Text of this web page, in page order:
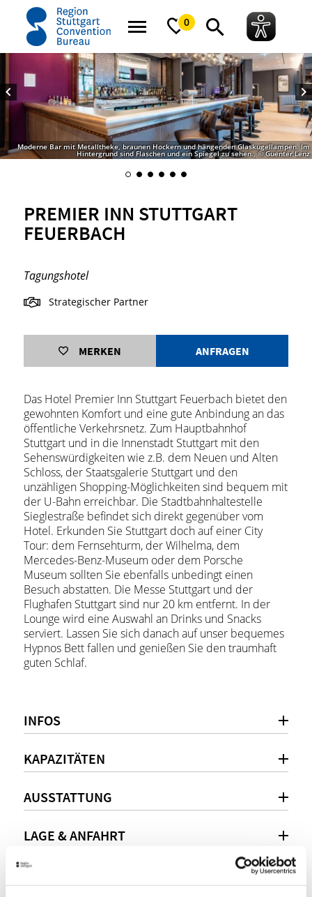
0
Startseite Premier Inn Stuttgart Feuerbach
Moderne Bar mit Metalltheke, braunen Hockern und hängenden Glaskugellampen. Im
Hintergrund sind Flaschen und ein Spiegel zu sehen., © Guenter Lenz
PREMIER INN STUTTGART
FEUERBACH
Tagungshotel
Strategischer Partner
MERKEN ANFRAGEN
Das Hotel Premier Inn Stuttgart Feuerbach bietet den
gewohnten Komfort und eine gute Anbindung an das
öffentliche Verkehrsnetz. Zum Hauptbahnhof
Stuttgart und in die Innenstadt Stuttgart mit den
Sehenswürdigkeiten wie z.B. dem Neuen und Alten
Schloss, der Staatsgalerie Stuttgart und den
unzähligen Shopping-Möglichkeiten sind bequem mit
der U-Bahn erreichbar. Die Stadtbahnhaltestelle
Sieglestraße befindet sich direkt gegenüber vom
Hotel. Erkunden Sie Stuttgart doch auf einer City
Tour: dem Fernsehturm, der Wilhelma, dem
Mercedes-Benz-Museum oder dem Porsche
Museum sollten Sie ebenfalls unbedingt einen
Besuch abstatten. Die Messe Stuttgart und der
Flughafen Stuttgart sind nur 20 km entfernt. In der
Lounge wird eine Auswahl an Drinks und Snacks
serviert. Lassen Sie sich danach auf unser bequemes
Hypnos Bett fallen und genießen Sie den traumhaft
guten Schlaf.
INFOS
KAPAZITÄTEN
AUSSTATTUNG
LAGE & ANFAHRT